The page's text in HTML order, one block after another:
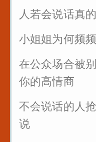
人若会说话真
小姐姐为何频
在公众场合被
你的高情商
不会说话的人
说